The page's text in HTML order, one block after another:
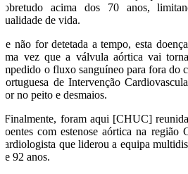
sobretudo acima dos 70 anos,
qualidade de vida.
Se não for detetada a tempo, esta
uma vez que a válvula aórtica vai
impedido o fluxo sanguíneo para fora do
Portuguesa de Intervenção
dor no peito e desmaios.
“Finalmente, foram aqui [CHUC]
doentes com estenose aórtica na região
cardiologista que liderou a equipa
de 92 anos.